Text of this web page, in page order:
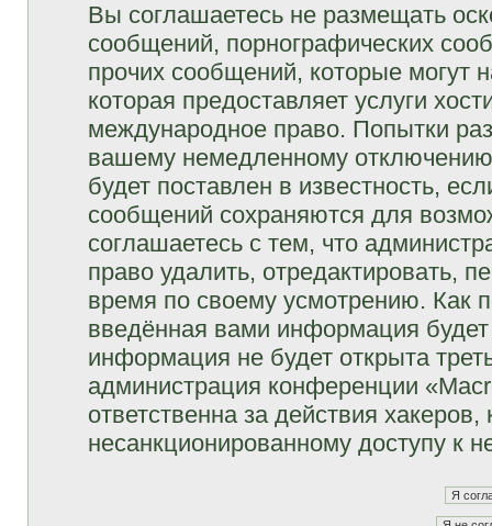
Вы соглашаетесь не размещать
сообщений, порнографических
прочих сообщений, которые могут
которая предоставляет услуги
международное право. Попытки
вашему немедленному
будет поставлен в известность,
сообщений сохраняются для
соглашаетесь с тем, что
право удалить, отредактировать,
время по своему усмотрению. Как
введённая вами информация
информация не будет открыта
администрация конференции
ответственна за действия
несанкционированному доступу к